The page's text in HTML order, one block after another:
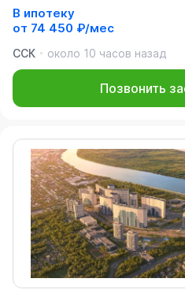
В ипотеку
от 74 450 ₽/мес
ССК
около 10 часов назад
Позвонить